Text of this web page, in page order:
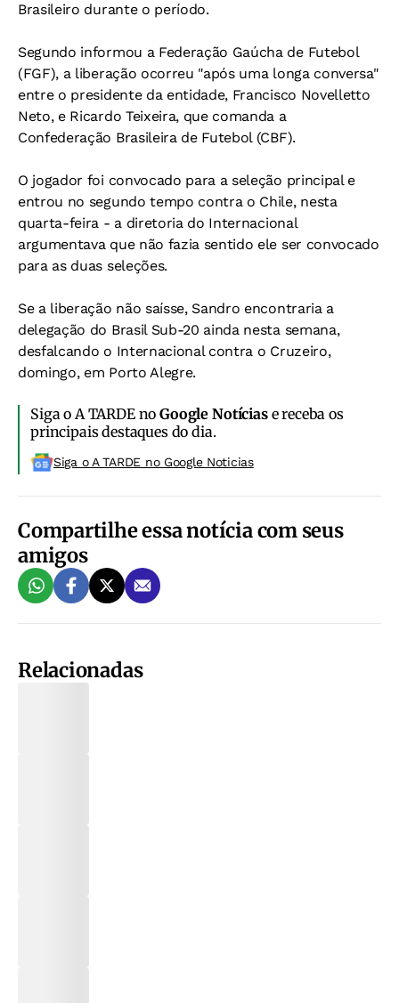
Brasileiro durante o período.
Segundo informou a Federação Gaúcha de Futebol
(FGF), a liberação ocorreu "após uma longa conversa"
entre o presidente da entidade, Francisco Novelletto
Neto, e Ricardo Teixeira, que comanda a
Confederação Brasileira de Futebol (CBF).
O jogador foi convocado para a seleção principal e
entrou no segundo tempo contra o Chile, nesta
quarta-feira - a diretoria do Internacional
argumentava que não fazia sentido ele ser convocado
para as duas seleções.
Se a liberação não saísse, Sandro encontraria a
delegação do Brasil Sub-20 ainda nesta semana,
desfalcando o Internacional contra o Cruzeiro,
domingo, em Porto Alegre.
Siga o A TARDE noGoogle Notíciase receba os
principais destaques do dia.
Siga o A TARDE no Google Noticias
Compartilhe essa notícia com seus
amigos
Relacionadas